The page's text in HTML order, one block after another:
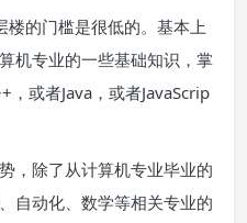
的门槛是很低的。基本上
机专业的一些基础知识，掌
，或者Java，或者JavaScrip
，除了从计算机专业毕业的
自动化、数学等相关专业的